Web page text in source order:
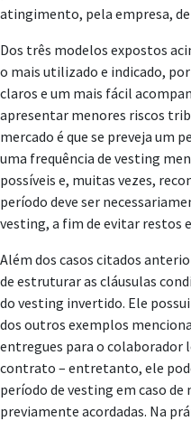
atingimento, pela empresa,
Dos três modelos expostos
o mais utilizado e indicado,
claros e um mais fácil
apresentar menores riscos
mercado é que se preveja um
uma frequência de vesting
possíveis e, muitas vezes,
período deve ser
vesting, a fim de evitar restos
Além dos casos citados
de estruturar as cláusulas
do vesting invertido. Ele
dos outros exemplos
entregues para o colaborador
contrato – entretanto, ele
período de vesting em caso
previamente acordadas. Na